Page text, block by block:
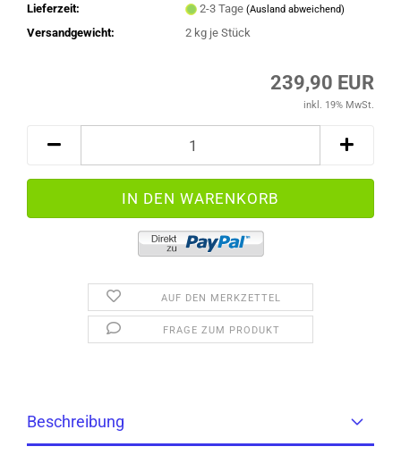
Lieferzeit:
2-3 Tage (Ausland abweichend)
Versandgewicht: 2kg je Stück
239,90 EUR
inkl. 19% MwSt.
AUF DEN MERKZETTEL
FRAGE ZUM PRODUKT
Beschreibung